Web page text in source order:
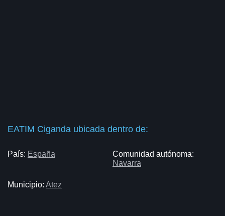
EATIM Ciganda ubicada dentro de:
País: España
Comunidad autónoma:
Navarra
Municipio: Atez